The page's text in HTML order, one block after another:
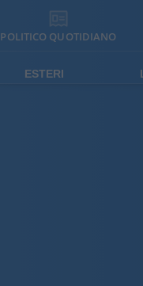
POLITICO QUOTIDIANO
ESTERI